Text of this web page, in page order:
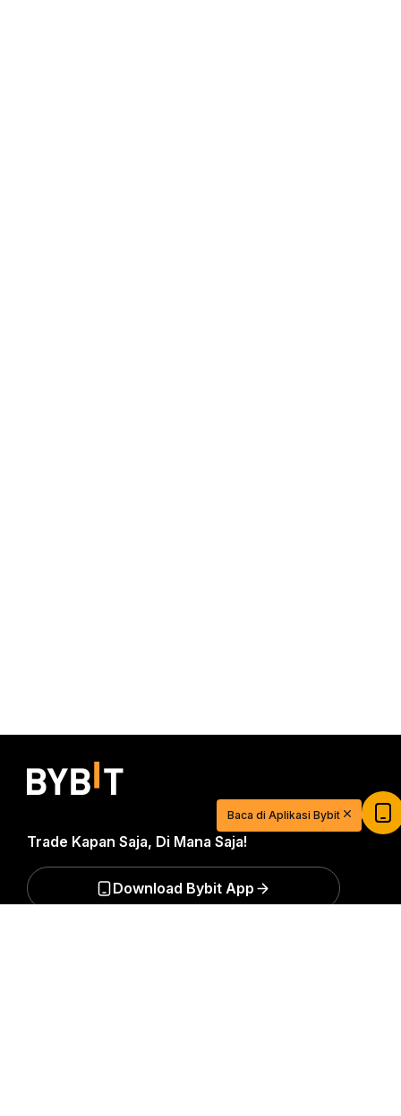
Trade Kapan Saja, Di Mana Saja!
Download Bybit App
Mulai Berdagang dengan USDT Senilai
$20
Gabung
Baca di Aplikasi Bybit